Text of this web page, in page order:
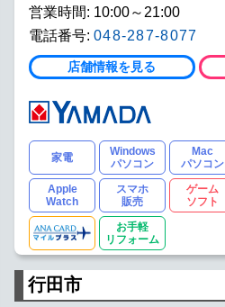
営業時間: 10:00～21:00
電話番号: 048-287-8077
店舗情報を見る
家電
Windows
パソコン
Mac
パソコン
Apple
Watch
スマホ
販売
ゲーム
ソフト
お手軽
リフォーム
行田市